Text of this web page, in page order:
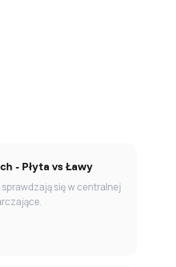
- Płyta vs Ławy
się w centralnej